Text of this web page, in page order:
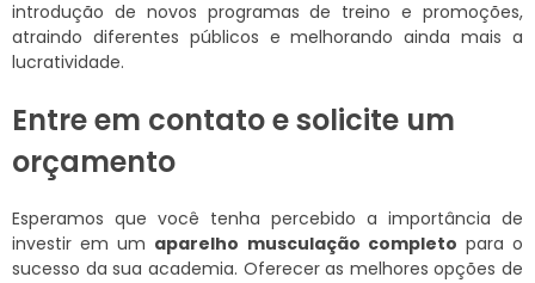
introdução de novos programas de treino e promoções,
atraindo diferentes públicos e melhorando ainda mais a
lucratividade.
Entre em contato e solicite um
orçamento
Esperamos que você tenha percebido a importância de
investir em um aparelho musculação completo para o
sucesso da sua academia. Oferecer as melhores opções de